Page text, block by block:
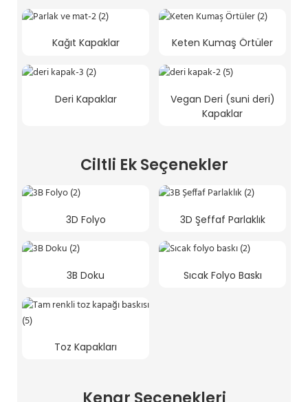
Kağıt Kapaklar Keten Kumaş Örtüler
Deri Kapaklar
Vegan Deri (suni deri)
Kapaklar
Ciltli Ek Seçenekler
3D Folyo 3D Şeffaf Parlaklık
3B Doku Sıcak Folyo Baskı
Toz Kapakları